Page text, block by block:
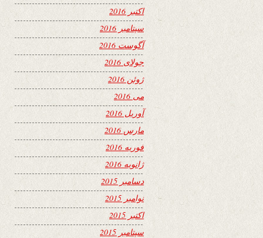
اکتبر 2016
سپتامبر 2016
آگوست 2016
جولای 2016
ژوئن 2016
می 2016
آوریل 2016
مارس 2016
فوریه 2016
ژانویه 2016
دسامبر 2015
نوامبر 2015
اکتبر 2015
سپتامبر 2015